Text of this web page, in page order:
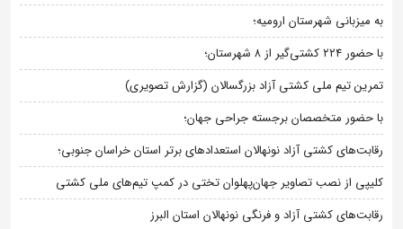
به میزبانی شهرستان ارومیه؛
با حضور ۲۲۴ کشتی‌گیر از ۸ شهرستان؛
تمرین تیم ملی کشتی آزاد بزرگسالان (گزارش تصویری)
با حضور متخصصان برجسته جراحی جهان؛
رقابت‌های کشتی آزاد نونهالان استعدادهای برتر استان خراسان جنوبی؛
کلیپی از نصب تصاویر جهان‌پهلوان تختی در کمپ تیم‌های ملی کشتی
رقابت‌های کشتی آزاد و فرنگی نونهالان استان البرز